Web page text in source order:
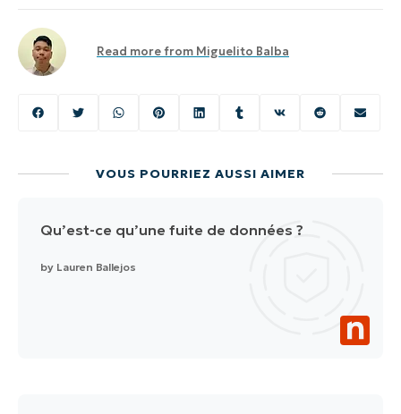
Read more from Miguelito Balba
VOUS POURRIEZ AUSSI AIMER
Qu’est-ce qu’une fuite de données ?
by Lauren Ballejos